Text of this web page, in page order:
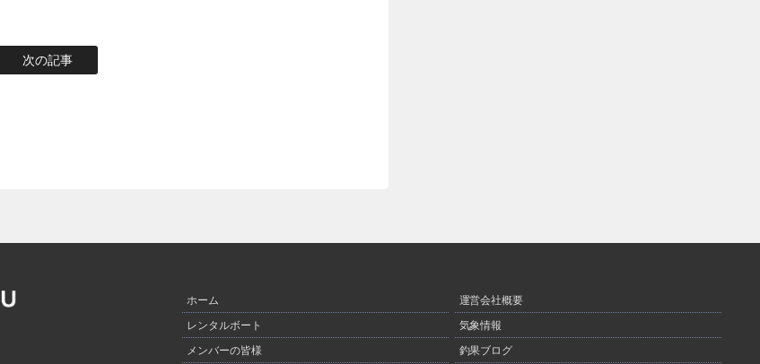
次の記事
ホーム
運営会社概要
レンタルボート
気象情報
メンバーの皆様
釣果ブログ